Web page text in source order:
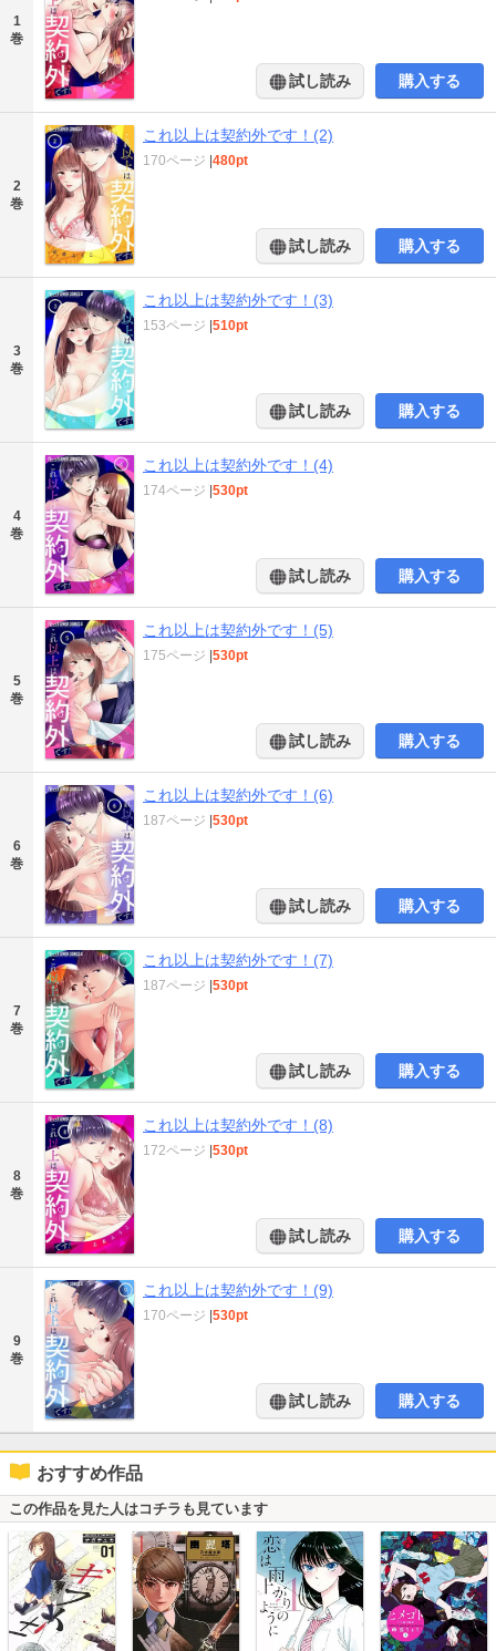
1
巻
試し読み 購入する
2
巻
これ以上は契約外です！(2)
170ページ |480pt
試し読み 購入する
3
巻
これ以上は契約外です！(3)
153ページ |510pt
試し読み 購入する
4
巻
これ以上は契約外です！(4)
174ページ |530pt
試し読み 購入する
5
巻
これ以上は契約外です！(5)
175ページ |530pt
試し読み 購入する
6
巻
これ以上は契約外です！(6)
187ページ |530pt
試し読み 購入する
7
巻
これ以上は契約外です！(7)
187ページ |530pt
試し読み 購入する
8
巻
これ以上は契約外です！(8)
172ページ |530pt
試し読み 購入する
9
巻
これ以上は契約外です！(9)
170ページ |530pt
試し読み 購入する
おすすめ作品
この作品を見た人はコチラも見ています